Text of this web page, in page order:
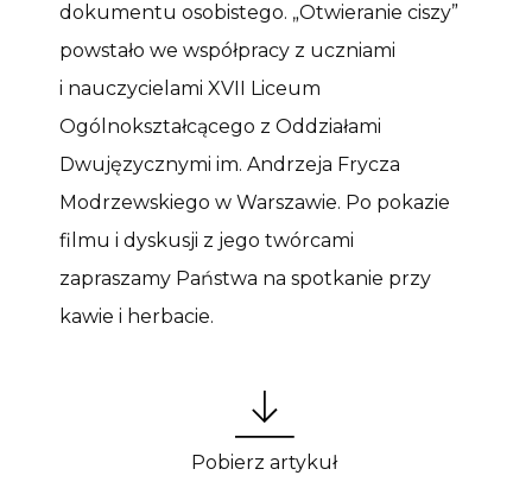
dokumentu osobistego. „Otwieranie ciszy”
powstało we współpracy z uczniami
i nauczycielami XVII Liceum
Ogólnokształcącego z Oddziałami
Dwujęzycznymi im. Andrzeja Frycza
Modrzewskiego w Warszawie. Po pokazie
filmu i dyskusji z jego twórcami
zapraszamy Państwa na spotkanie przy
kawie i herbacie.
Pobierz artykuł